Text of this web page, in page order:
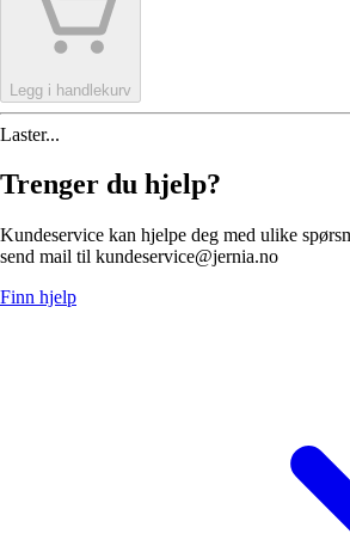
Legg i handlekurv
Laster...
Trenger du hjelp?
Kundeservice kan hjelpe deg med ulike
send mail til kundeservice@jernia.no
Finn hjelp